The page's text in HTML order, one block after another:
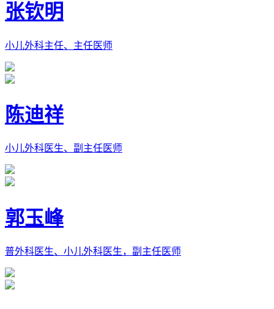
张钦明
小儿外科主任、主任医师
陈迪祥
小儿外科医生、副主任医师
郭玉峰
普外科医生、小儿外科医生，副主任医师